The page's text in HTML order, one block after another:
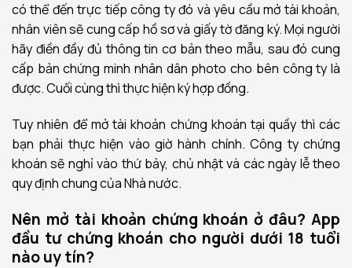
có thể đến trực tiếp công ty đó và yêu cầu mở tài khoản,
nhân viên sẽ cung cấp hồ sơ và giấy tờ đăng ký. Mọi người
hãy điền đầy đủ thông tin cơ bản theo mẫu, sau đó cung
cấp bản chứng minh nhân dân photo cho bên công ty là
được. Cuối cùng thì thực hiện ký hợp đồng.
Tuy nhiên để mở tài khoản chứng khoán tại quầy thì các
bạn phải thực hiện vào giờ hành chính. Công ty chứng
khoán sẽ nghỉ vào thứ bảy, chủ nhật và các ngày lễ theo
quy định chung của Nhà nước.
Nên mở tài khoản chứng khoán ở đâu? App
đầu tư chứng khoán cho người dưới 18 tuổi
nào uy tín?